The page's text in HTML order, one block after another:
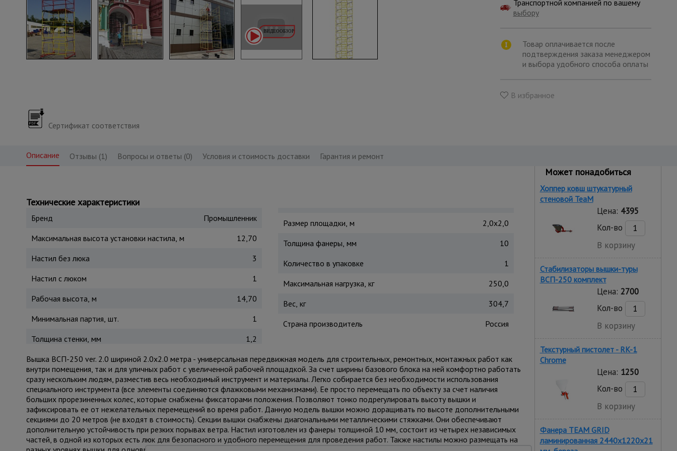
Транспортной компанией по вашему
выбору
Товар оплачивается после
подтверждения заказа менеджером
и выбора удобного способа оплаты
В избранное
Сертификат соответствия
Описание Отзывы (1) Вопросы и ответы (0) Условия и стоимость доставки Гарантия и ремонт
Технические характеристики
Бренд
Промышленник
Максимальная высота установки настила, м
12,70
Настил без люка
3
Настил с люком
1
Рабочая высота, м
14,70
Минимальная партия, шт.
1
Толщина стенки, мм
1,2
Размер площадки, м
2,0x2,0
Толщина фанеры, мм
10
Количество в упаковке
1
Максимальная нагрузка, кг
250,0
Вес, кг
304,7
Страна производитель
Россия
Вышка ВСП-250 ver. 2.0 шириной 2.0х2.0 метра - универсальная передвижная модель для строительных, ремонтных, монтажных работ как
внутри помещения, так и для уличных работ с увеличенной рабочей площадкой. За счет ширины базового блока на ней комфортно работать
сразу нескольким людям, разместив весь необходимый инструмент и материалы. Легко собирается без необходимости использования
специального инструмента (все элементы соединяются флажковыми механизмами). Ее просто перемещать по объекту за счет наличия
больших прорезиненных колес, которые снабжены фиксаторами положения. Позволяют тонко подрегулировать высоту вышки и
зафиксировать ее от нежелательных перемещений во время работ. Данную модель вышки можно доращивать по высоте дополнительными
секциями до 20 метров (не входят в стоимость). Секции вышки снабжены диагональными металлическими стяжками. Они обеспечивают
дополнительную устойчивость при резких порывах ветра. Настил изготовлен из фанеры толщиной 10 мм, состоит из четырех независимых
частей, в одной из которых есть люк для безопасного и удобного перемещения для проведения работ. Также настилы можно размещать на
Может понадобиться
Хоппер ковш штукатурный
стеновой TeaM
Цена: 4395
Кол-во
В корзину
Стабилизаторы вышки-туры
ВСП-250 комплект
Цена: 2700
Кол-во
В корзину
Текстурный пистолет - RK-1
Chrome
Цена: 1250
Кол-во
В корзину
Фанера TEAM GRID
ламинированная 2440х1220х21